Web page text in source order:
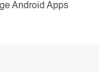
Android Apps